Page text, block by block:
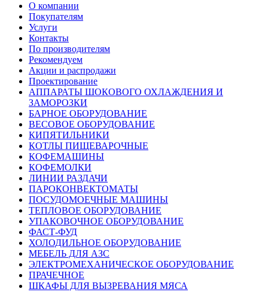
О компании
Покупателям
Услуги
Контакты
По производителям
Рекомендуем
Акции и распродажи
Проектирование
АППАРАТЫ ШОКОВОГО ОХЛАЖДЕНИЯ И
ЗАМОРОЗКИ
БАРНОЕ ОБОРУДОВАНИЕ
ВЕСОВОЕ ОБОРУДОВАНИЕ
КИПЯТИЛЬНИКИ
КОТЛЫ ПИЩЕВАРОЧНЫЕ
КОФЕМАШИНЫ
КОФЕМОЛКИ
ЛИНИИ РАЗДАЧИ
ПАРОКОНВЕКТОМАТЫ
ПОСУДОМОЕЧНЫЕ МАШИНЫ
ТЕПЛОВОЕ ОБОРУДОВАНИЕ
УПАКОВОЧНОЕ ОБОРУДОВАНИЕ
ФАСТ-ФУД
ХОЛОДИЛЬНОЕ ОБОРУДОВАНИЕ
МЕБЕЛЬ ДЛЯ АЗС
ЭЛЕКТРОМЕХАНИЧЕСКОЕ ОБОРУДОВАНИЕ
ПРАЧЕЧНОЕ
ШКАФЫ ДЛЯ ВЫЗРЕВАНИЯ МЯСА